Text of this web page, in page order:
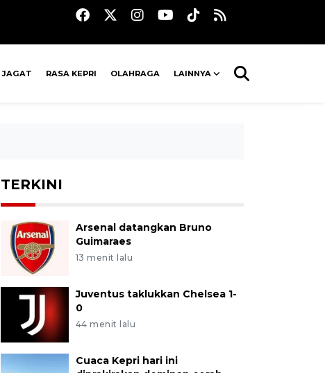
JAGAT RASA KEPRI OLAHRAGA LAINNYA
TERKINI
Arsenal datangkan Bruno
Guimaraes
13 menit lalu
Juventus taklukkan Chelsea 1-
0
44 menit lalu
Cuaca Kepri hari ini